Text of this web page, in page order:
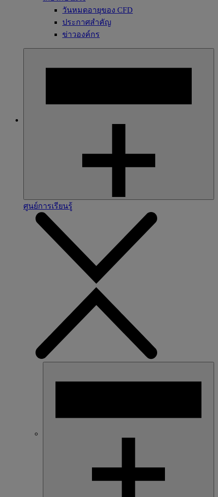
วันหมดอายุของ CFD
ประกาศสำคัญ
ข่าวองค์กร
ศูนย์การเรียนรู้